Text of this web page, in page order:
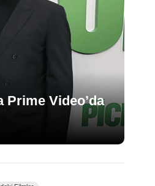
Video’da